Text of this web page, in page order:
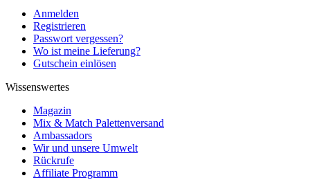
Anmelden
Registrieren
Passwort vergessen?
Wo ist meine Lieferung?
Gutschein einlösen
Wissenswertes
Magazin
Mix & Match Palettenversand
Ambassadors
Wir und unsere Umwelt
Rückrufe
Affiliate Programm